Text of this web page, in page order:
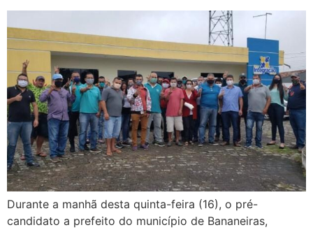
Durante a manhã desta quinta-feira (16), o pré-
candidato a prefeito do município de Bananeiras,